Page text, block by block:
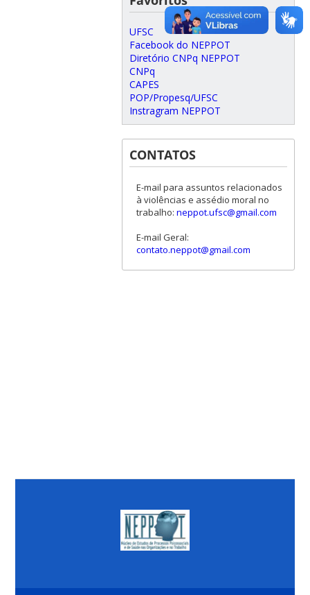
UFSC
Facebook do NEPPOT
Diretório CNPq NEPPOT
CNPq
CAPES
POP/Propesq/UFSC
Instragram NEPPOT
CONTATOS
E-mail para assuntos relacionados
à violências e assédio moral no
trabalho: neppot.ufsc@gmail.com
E-mail Geral:
contato.neppot@gmail.com